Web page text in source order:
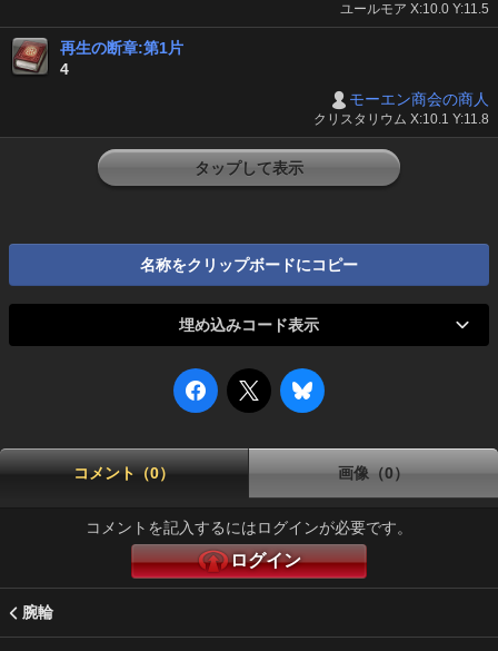
ユールモア X:10.0 Y:11.5
再生の断章:第1片
4
モーエン商会の商人
クリスタリウム X:10.1 Y:11.8
タップして表示
名称をクリップボードにコピー
埋め込みコード表示
コメント（0） 画像（0）
コメントを記入するにはログインが必要です。
ログイン
腕輪